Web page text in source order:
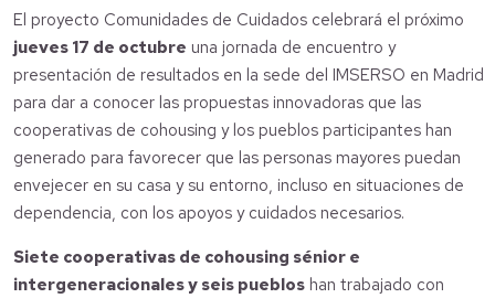
El proyecto Comunidades de Cuidados celebrará el próximo
jueves 17 de octubre una jornada de encuentro y
presentación de resultados en la sede del IMSERSO en Madrid
para dar a conocer las propuestas innovadoras que las
cooperativas de cohousing y los pueblos participantes han
generado para favorecer que las personas mayores puedan
envejecer en su casa y su entorno, incluso en situaciones de
dependencia, con los apoyos y cuidados necesarios.
Siete cooperativas de cohousing sénior e
intergeneracionales y seis puebloshan trabajado con